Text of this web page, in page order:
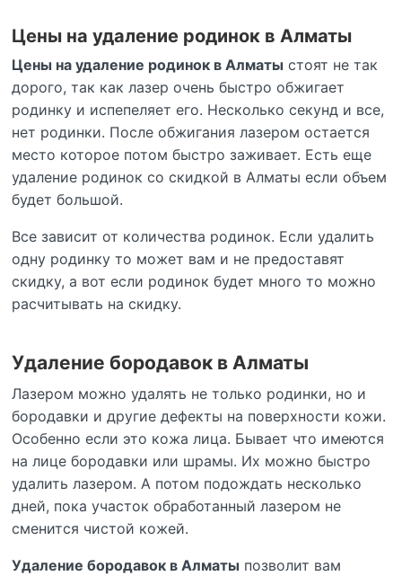
Цены на удаление родинок в Алматы
Цены на удаление родинок в Алматы стоят не так
дорого, так как лазер очень быстро обжигает
родинку и испепеляет его. Несколько секунд и все,
нет родинки. После обжигания лазером остается
место которое потом быстро заживает. Есть еще
удаление родинок со скидкой в Алматы если объем
будет большой.
Все зависит от количества родинок. Если удалить
одну родинку то может вам и не предоставят
скидку, а вот если родинок будет много то можно
расчитывать на скидку.
Удаление бородавок в Алматы
Лазером можно удалять не только родинки, но и
бородавки и другие дефекты на поверхности кожи.
Особенно если это кожа лица. Бывает что имеются
на лице бородавки или шрамы. Их можно быстро
удалить лазером. А потом подождать несколько
дней, пока участок обработанный лазером не
сменится чистой кожей.
Удаление бородавок в Алматы позволит вам